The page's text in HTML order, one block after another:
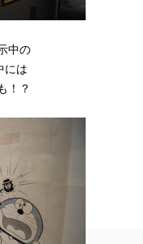
中の
には
！？